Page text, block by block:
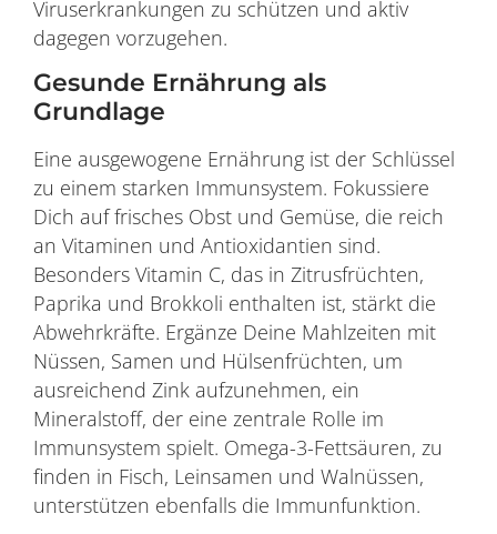
Viruserkrankungen zu schützen und aktiv
dagegen vorzugehen.
Gesunde Ernährung als
Grundlage
Eine ausgewogene Ernährung ist der Schlüssel
zu einem starken Immunsystem. Fokussiere
Dich auf frisches Obst und Gemüse, die reich
an Vitaminen und Antioxidantien sind.
Besonders Vitamin C, das in Zitrusfrüchten,
Paprika und Brokkoli enthalten ist, stärkt die
Abwehrkräfte. Ergänze Deine Mahlzeiten mit
Nüssen, Samen und Hülsenfrüchten, um
ausreichend Zink aufzunehmen, ein
Mineralstoff, der eine zentrale Rolle im
Immunsystem spielt. Omega-3-Fettsäuren, zu
finden in Fisch, Leinsamen und Walnüssen,
unterstützen ebenfalls die Immunfunktion.